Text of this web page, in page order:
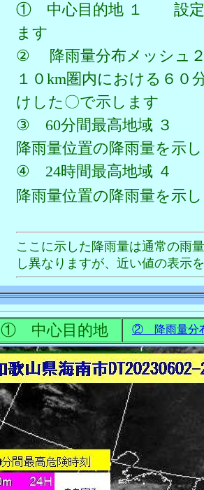
① 中心目的地 １ 設定さ
ます
② 降雨量分布メッシュ
１０km圏内における６０
けした〇で示します
③ 60分間最高地域 ３ 中
降雨量位置の降雨量を示
④ 24時間最高地域 ４ 中
降雨量位置の降雨量を
ここに示した降雨量は通常の雨
し異なりますが、近い値の表示
① 中心目的地 ② 降雨量分